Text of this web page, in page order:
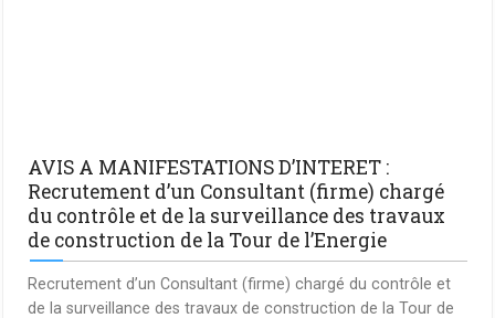
AVIS A MANIFESTATIONS D’INTERET :
Recrutement d’un Consultant (firme) chargé
du contrôle et de la surveillance des travaux
de construction de la Tour de l’Energie
Recrutement d’un Consultant (firme) chargé du contrôle et
de la surveillance des travaux de construction de la Tour de